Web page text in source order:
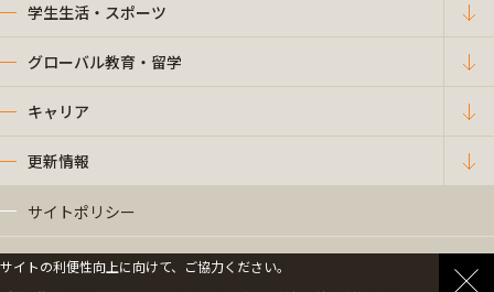
学生生活・スポーツ
グローバル教育・留学
キャリア
更新情報
サイトポリシー
プライバシーポリシー
サイトの利便性向上に向けて、ご協力ください。